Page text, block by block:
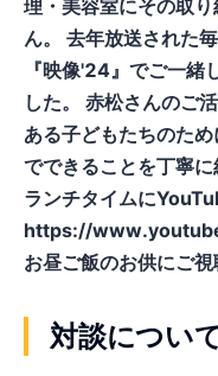
理・美容室にその取
ん。 去年放送された
『映像'24』でご一緒
した。 赤松さんのご
ある子どもたちのた
でできることを丁寧
ランチタイムに
https://
お昼ご飯のお供にご視
対談につい